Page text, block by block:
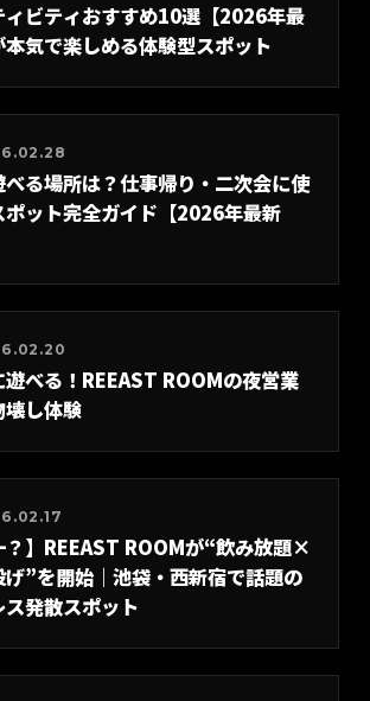
ィビティおすすめ10選【2026年最
気で楽しめる体験型スポット
る場所は？仕事帰り・二次会に使
ポット完全ガイド【2026年最新
べる！REEAST ROOMの夜営業
壊し体験
？】REEAST ROOMが“飲み放題×
”を開始｜池袋・西新宿で話題の
発散スポット